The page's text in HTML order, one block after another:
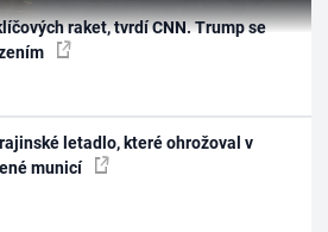
raket, tvrdí CNN. Trump se
letadlo, které ohrožoval v
municí